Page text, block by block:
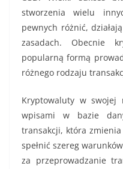
stworzenia wielu
pewnych różnić,
zasadach. Obecnie
popularną formą
różnego rodzaju
Kryptowaluty w
wpisami w bazie
transakcji, która
spełnić szereg
za przeprowadzanie